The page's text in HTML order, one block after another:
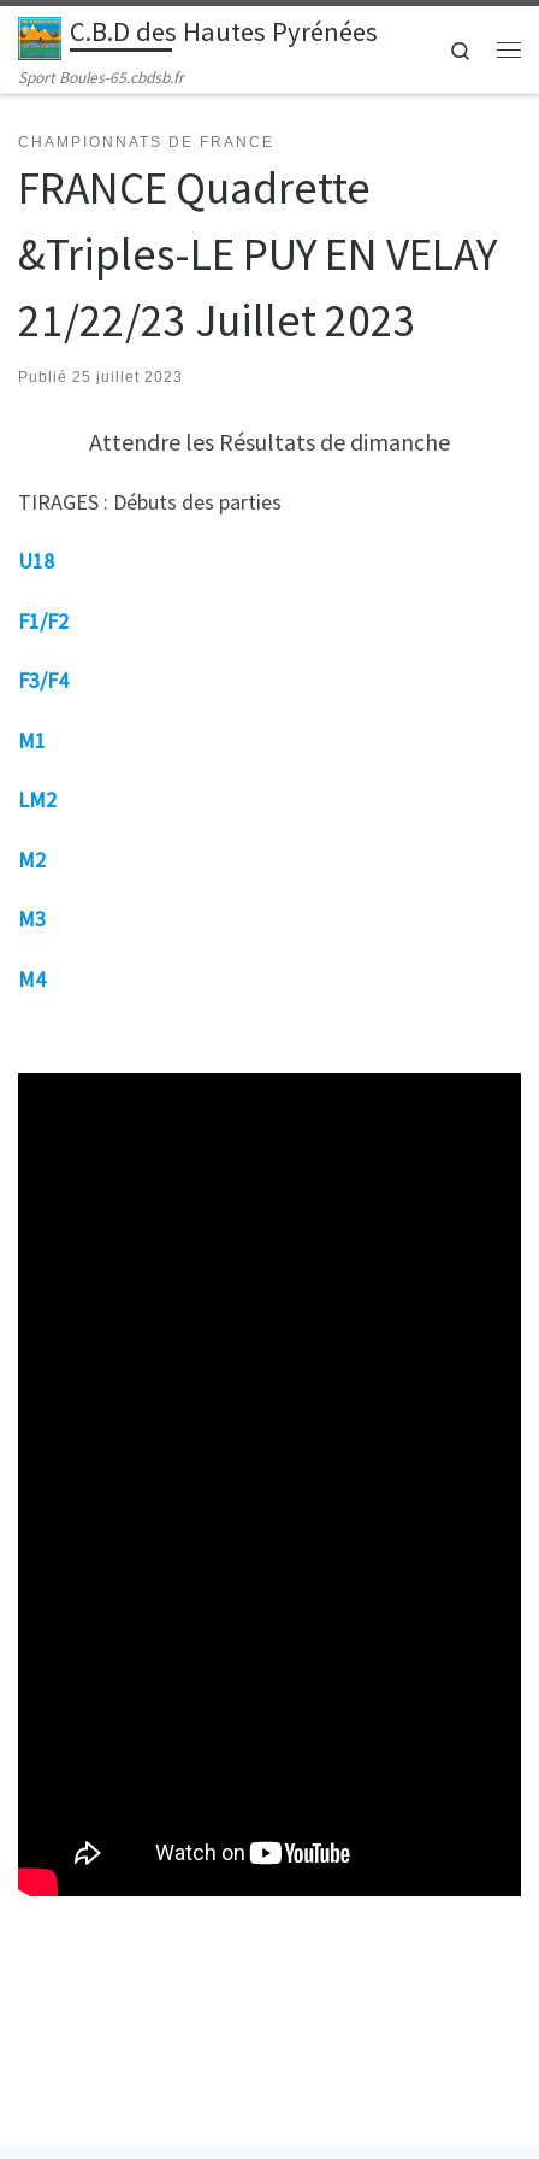
Passer au contenu
C.B.D des Hautes Pyrénées
Sport Boules-65.cbdsb.fr
Search
CHAMPIONNATS DE FRANCE
FRANCE Quadrette
&Triples-LE PUY EN VELAY
21/22/23 Juillet 2023
Publié 25 juillet 2023
Attendre les Résultats de dimanche
TIRAGES : Débuts des parties
U18
F1/F2
F3/F4
M1
LM2
M2
M3
M4